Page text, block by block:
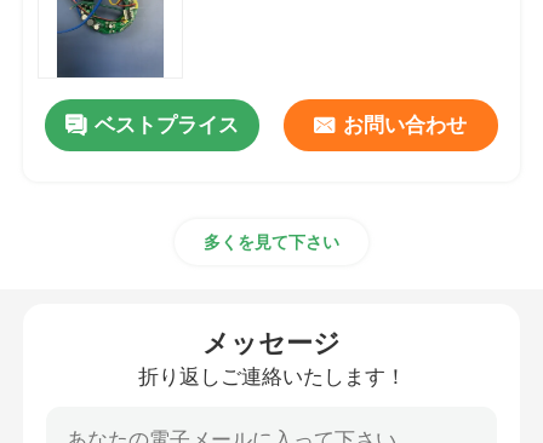
高速ヘアー ドライヤー
DCブラシレス モーター コントローラー
ベストプライス お問い合わせ
多くを見て下さい
メッセージ
折り返しご連絡いたします！